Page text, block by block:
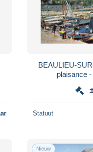
BEAULIEU-
plaisance
Statuut
Nieuw